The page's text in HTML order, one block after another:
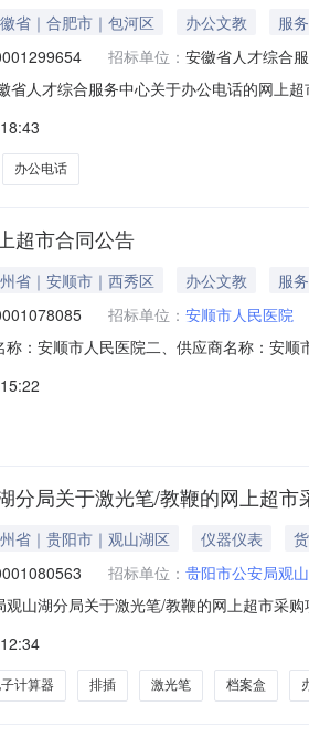
省｜合肥市｜包河区 办公文教
服务
招标单位： 安徽省人才综合
省人才综合服务中心关于办公电话的网上
中心采购单位地址:安徽省合肥市包河区马
办公电话
超市合同公告
省｜安顺市｜西秀区 办公文教
服务
招标单位： 安顺市人民医院
称：安顺市人民医院二、供应商名称：安
台1.00650650服务要求或标的基本
分局关于激光笔/教鞭的网上超市
省｜贵阳市｜观山湖区 仪器仪表
招标单位： 贵阳市公安局观
观山湖分局关于激光笔/教鞭的网上超市采
）:项目所在行政区划编码:520199项目所
计算器 排插 激光笔 档案盒